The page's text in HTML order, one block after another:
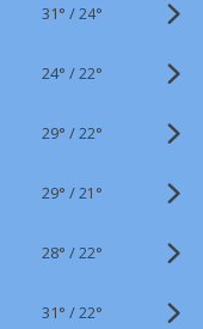
31° /24°
24° /22°
29° /22°
29° /21°
28° /22°
31° /22°